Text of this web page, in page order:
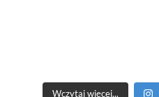
Wczytaj więcej...